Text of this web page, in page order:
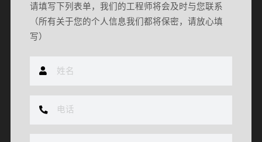
请填写下列表单，我们的工程师将会及时与您联系
（所有关于您的个人信息我们都将保密，请放心填
写）